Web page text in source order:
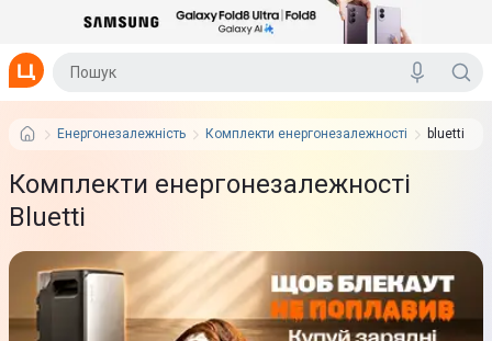
Енергонезалежність Комплекти енергонезалежності bluetti
Комплекти енергонезалежності
Bluetti